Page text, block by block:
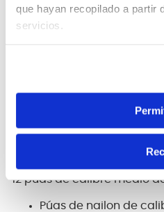
que hayan recopilado a partir
servicios.
Las púas de guitarra
cuentan con una
bien el uso diario.
calibre medio de 0,60
Nylon moldeado con
12 púas de calibre medio
Púas de nailon de